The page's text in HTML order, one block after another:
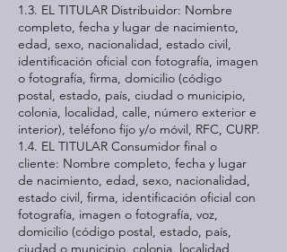
1.3. EL TITULAR Distribuidor: Nombre
completo, fecha y lugar de nacimiento,
edad, sexo, nacionalidad, estado civil,
identificación oficial con fotografía, imagen
o fotografía, firma, domicilio (código
postal, estado, país, ciudad o municipio,
colonia, localidad, calle, número exterior e
interior), teléfono fijo y/o móvil, RFC, CURP.
1.4. EL TITULAR Consumidor final o
cliente: Nombre completo, fecha y lugar
de nacimiento, edad, sexo, nacionalidad,
estado civil, firma, identificación oficial con
fotografía, imagen o fotografía, voz,
domicilio (código postal, estado, país,
ciudad o municipio, colonia, localidad,